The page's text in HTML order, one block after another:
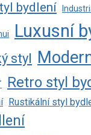
bydlení
Luxusní
styl
Retro styl
Rustikální styl